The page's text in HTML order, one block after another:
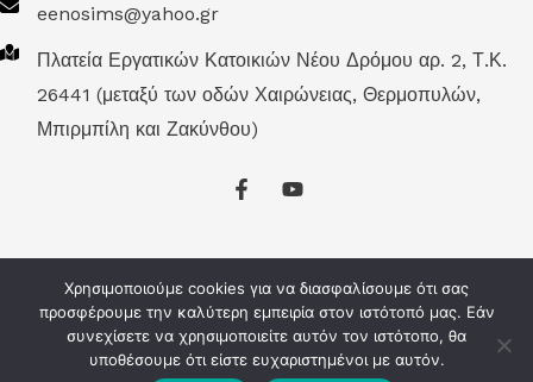
eenosims@yahoo.gr
Πλατεία Εργατικών Κατοικιών Νέου Δρόμου αρ. 2, Τ.Κ.
26441 (μεταξύ των οδών Χαιρώνειας, Θερμοπυλών,
Μπιρμπίλη και Ζακύνθου)
Πνευματική Ιδιοκτησία © 2026 Ε.Ε.Α.Σ.Κ.Π. | Αναπτύχθηκε
απόComputer Key
Χρησιμοποιούμε cookies για να διασφαλίσουμε ότι σας
προσφέρουμε την καλύτερη εμπειρία στον ιστότοπό μας. Εάν
συνεχίσετε να χρησιμοποιείτε αυτόν τον ιστότοπο, θα
υποθέσουμε ότι είστε ευχαριστημένοι με αυτόν.